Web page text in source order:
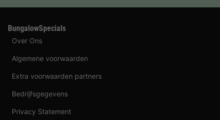
BungalowSpecials
Over Ons
Algemene voorwaarden
Extra voorwaarden partners
Bedrijfsgegevens
Privacy Statement